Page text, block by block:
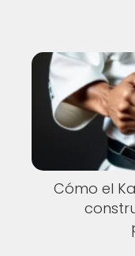
Cómo el